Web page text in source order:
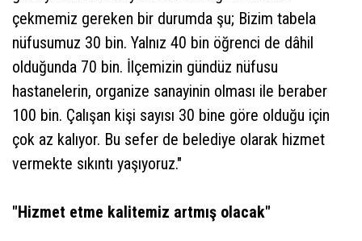
çekmemiz gereken bir durumda şu; Bizim tabela
nüfusumuz 30 bin. Yalnız 40 bin öğrenci de dâhil
olduğunda 70 bin. İlçemizin gündüz nüfusu
hastanelerin, organize sanayinin olması ile beraber
100 bin. Çalışan kişi sayısı 30 bine göre olduğu için
çok az kalıyor. Bu sefer de belediye olarak hizmet
vermekte sıkıntı yaşıyoruz."
"Hizmet etme kalitemiz artmış olacak"